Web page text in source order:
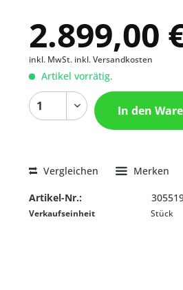
2.899,00
inkl. MwSt. inkl. Versandkosten
Artikel vorrätig.
In den
Vergleichen Merken
Artikel-Nr.:
Verkaufseinheit Stück